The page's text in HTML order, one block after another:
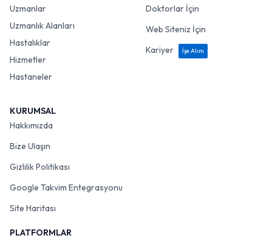
Uzmanlar
Uzmanlık Alanları
Hastalıklar
Hizmetler
Hastaneler
Doktorlar İçin
Web Siteniz İçin
Kariyer
İşe Alım
KURUMSAL
Hakkımızda
Bize Ulaşın
Gizlilik Politikası
Google Takvim Entegrasyonu
Site Haritası
PLATFORMLAR